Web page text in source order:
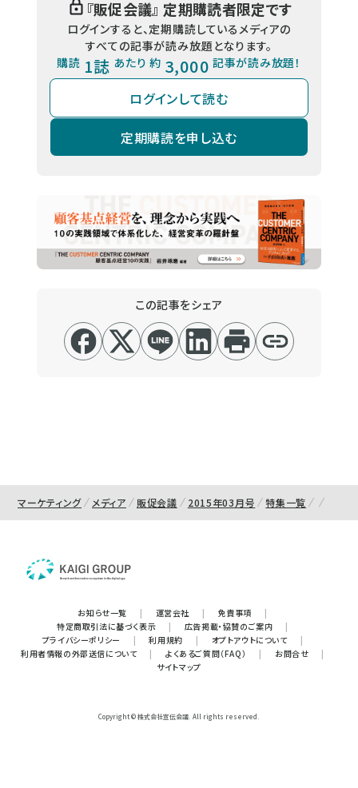
『販促会議』 定期購読者限定です
ログインすると、定期購読しているメディアの
すべての記事が読み放題となります。
購読 1誌 あたり 約 3,000 記事が読み放題！
ログインして読む
定期購読を申し込む
この記事をシェア
マーケティング メディア 販促会議 2015年03月号 特集一覧
お知らせ一覧 | 運営会社 | 免責事項
|
特定商取引法に基づく表示
| 広告掲載・協賛のご案内
|
プライバシーポリシー
| 利用規約 | オプトアウトについて
|
利用者情報の外部送信について
| よくあるご質問（FAQ） | お問合せ
|
サイトマップ
Copyright © 株式会社宣伝会議. All rights reserved.